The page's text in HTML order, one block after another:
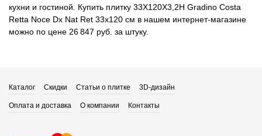
кухни и гостиной. Купить плитку 33X120X3,2H Gradino Costa
Retta Noce Dx Nat Ret 33x120 см в нашем интернет-магазине
можно по цене 26 847 руб. за штуку.
Каталог Скидки Статьи о плитке 3D-дизайн
Оплата и доставка О компании Контакты